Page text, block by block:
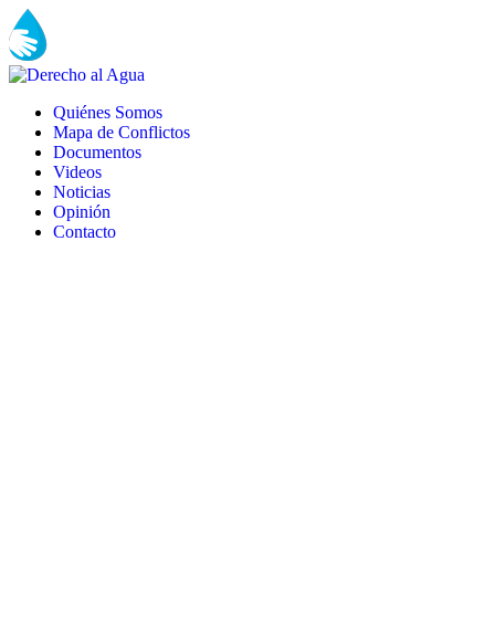
Quiénes Somos
Mapa de Conflictos
Documentos
Videos
Noticias
Opinión
Contacto